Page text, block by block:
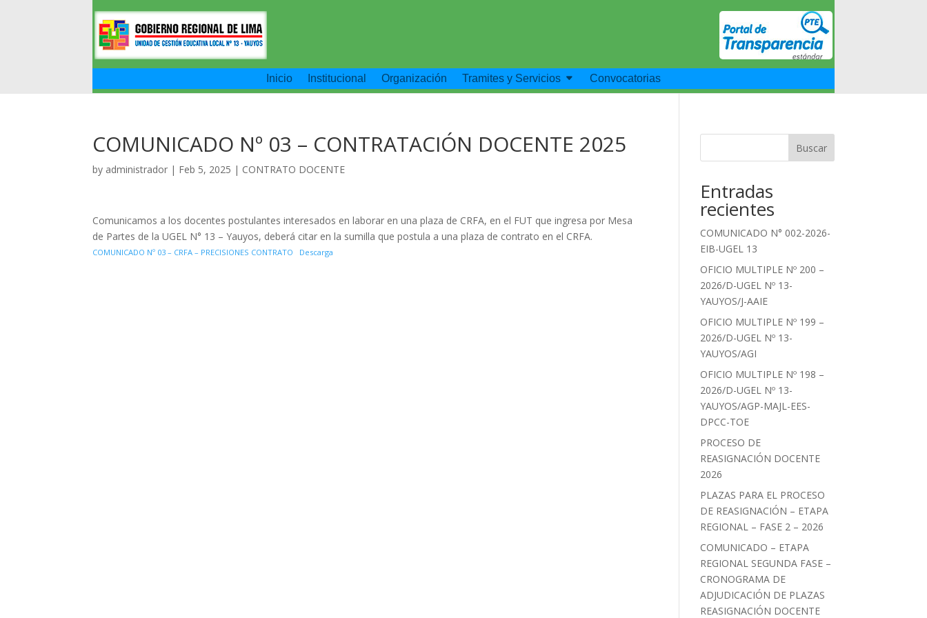
Inicio Institucional Organización Tramites y Servicios Convocatorias
COMUNICADO Nº 03 – CONTRATACIÓN DOCENTE 2025
by administrador | Feb 5, 2025 | CONTRATO DOCENTE
Comunicamos a los docentes postulantes interesados en laborar en una plaza de CRFA, en el FUT que ingresa por Mesa
de Partes de la UGEL N° 13 – Yauyos, deberá citar en la sumilla que postula a una plaza de contrato en el CRFA.
COMUNICADO Nº 03 – CRFA – PRECISIONES CONTRATO Descarga
Buscar
Entradas
recientes
COMUNICADO N° 002-2026-
EIB-UGEL 13
OFICIO MULTIPLE Nº 200 –
2026/D-UGEL Nº 13-
YAUYOS/J-AAIE
OFICIO MULTIPLE Nº 199 –
2026/D-UGEL Nº 13-
YAUYOS/AGI
OFICIO MULTIPLE Nº 198 –
2026/D-UGEL Nº 13-
YAUYOS/AGP-MAJL-EES-
DPCC-TOE
PROCESO DE
REASIGNACIÓN DOCENTE
2026
PLAZAS PARA EL PROCESO
DE REASIGNACIÓN – ETAPA
REGIONAL – FASE 2 – 2026
COMUNICADO – ETAPA
REGIONAL SEGUNDA FASE –
CRONOGRAMA DE
ADJUDICACIÓN DE PLAZAS
REASIGNACIÓN DOCENTE